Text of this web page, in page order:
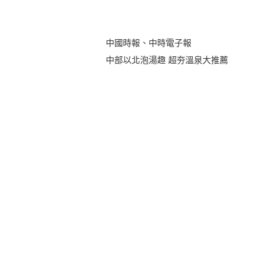
中國時報、中時電子報
中部以北泡湯趣 超夯溫泉大推薦